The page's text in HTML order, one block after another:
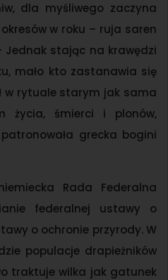
dla myśliwego zaczyna
w roku – ruja saren
Jednak stając na krawędzi
mało kto zastanawia się
w rytuale starym jak sama
życia, śmierci i plonów,
grecka bogini
Rada Federalna
federalnej ustawy o
o ochronie przyrody. W
populacje drapieżników
traktuje wilka jak gatunek